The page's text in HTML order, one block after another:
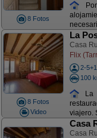
8 Fotos
8 Fotos
Video
La
Casa
Flix
2-
100
La
viajero.
Casa
Casa